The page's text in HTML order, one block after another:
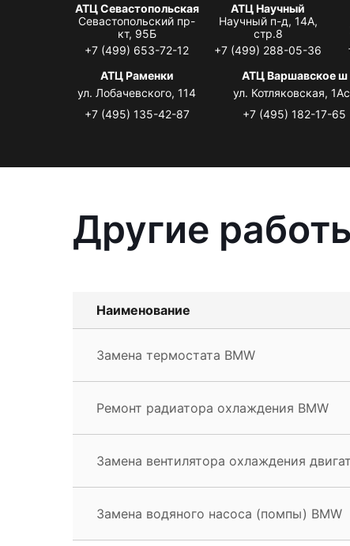
АТЦ Севастопольская
Севастопольский пр-
кт, 95Б
+7 (499) 653-72-12
АТЦ Научный
Научный п-д, 14А,
стр.8
+7 (499) 288-05-36
АТЦ Раменки
ул. Лобачевского, 114
+7 (495) 135-42-87
АТЦ Варшавское ш
ул. Котляковская,
+7 (495) 182-17-65
Другие
Наименование
Замена термостата BMW
Ремонт радиатора охлаждения BMW
Замена вентилятора охлаждения
Замена водяного насоса (помпы) BMW